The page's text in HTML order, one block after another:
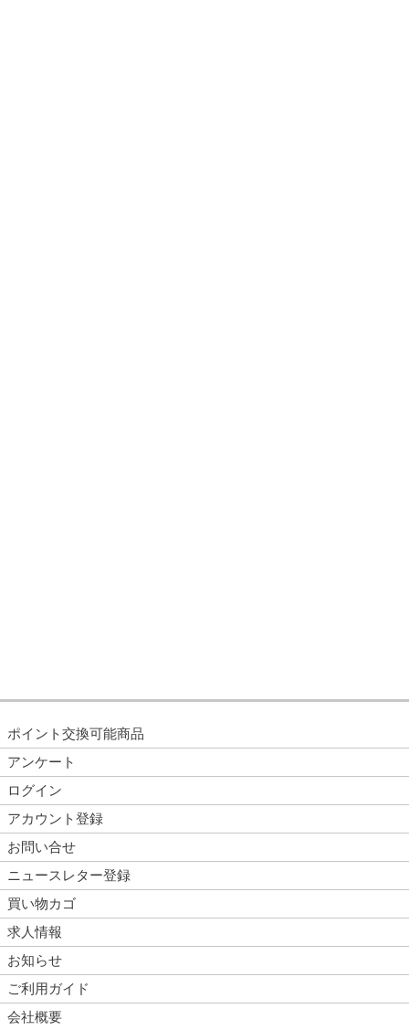
ポイント交換可能商品
アンケート
ログイン
アカウント登録
お問い合せ
ニュースレター登録
買い物カゴ
求人情報
お知らせ
ご利用ガイド
会社概要